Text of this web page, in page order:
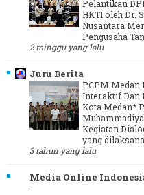
Pelantikan
HKTI oleh Dr.
Nusantara
Pengusaha
2 minggu yang lalu
Juru Berita
PCPM Medan
Interaktif Dan
Kota Medan*
Kegiatan
yang
3 tahun yang lalu
Media Online
-